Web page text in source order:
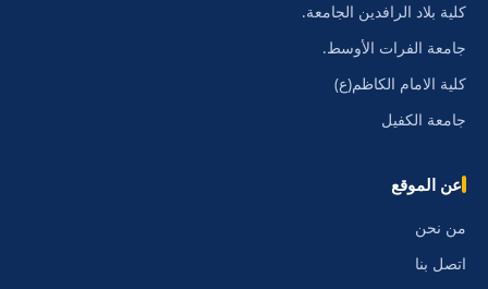
كلية بلاد الرافدين الجامعة.
جامعة الفرات الأوسط.
كلية الامام الكاظم(ع)
جامعة الكفيل
عن الموقع
من نحن
اتصل بنا